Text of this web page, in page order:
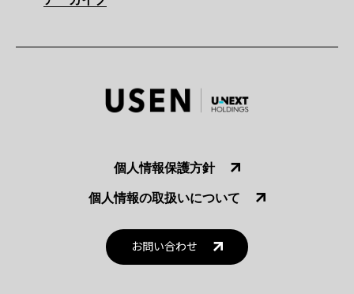
個人情報保護方針
個人情報の取扱いについて
お問い合わせ